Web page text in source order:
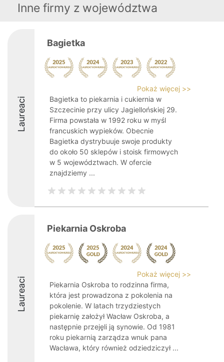
Inne firmy z województwa
Laureaci
Bagietka
Pokaż więcej >>
Bagietka to piekarnia i cukiernia w
Szczecinie przy ulicy Jagiellońskiej 29.
Firma powstała w 1992 roku w myśl
francuskich wypieków. Obecnie
Bagietka dystrybuuje swoje produkty
do około 50 sklepów i stoisk firmowych
w 5 województwach. W ofercie
znajdziemy ...
Laureaci
Piekarnia Oskroba
Pokaż więcej >>
Piekarnia Oskroba to rodzinna firma,
która jest prowadzona z pokolenia na
pokolenie. W latach trzydziestych
piekarnię założył Wacław Oskroba, a
następnie przejęli ją synowie. Od 1981
roku piekarnią zarządza wnuk pana
Wacława, który również odziedziczył ...